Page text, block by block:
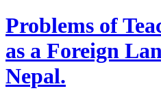
Problems of
as a Foreign
Nepal.